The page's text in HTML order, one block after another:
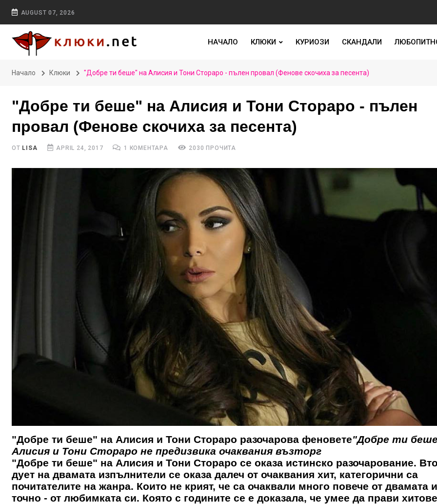
AUGUST 07, 2026
НАЧАЛО КЛЮКИ КУРИОЗИ СКАНДАЛИ
Начало Клюки "Добре ти беше" на Алисия и Тони Стораро - пълен провал (Фенове скочиха за песента)
"Добре ти беше" на Алисия и Тони Стораро - пълен
провал (Фенове скочиха за песента)
ОТ LISA APRIL 24, 2017 1 КОМЕНТАРА 2030 ПРОЧИТА
"Добре ти беше" на Алисия и Тони Стораро разочарова феновете"Добре ти
Алисия и Тони Стораро не предизвика очаквания възторг
"Добре ти беше" на Алисия и Тони Стораро се оказа истинско разочарование.
дует на двамата изпълнители се оказа далеч от очаквания хит, категорични са
почитателите на жанра. Които не крият, че са очаквали много повече от двамата
точно - от любимката си. Която с годините се е доказала, че умее да прави